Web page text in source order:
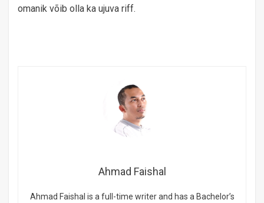
omanik võib olla ka ujuva riff.
Ahmad Faishal
Ahmad Faishal is a full-time writer and has a Bachelor’s